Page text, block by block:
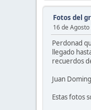
Fotos del
16 de
Perdonad
llegado
recuerdos
Juan
Estas fotos